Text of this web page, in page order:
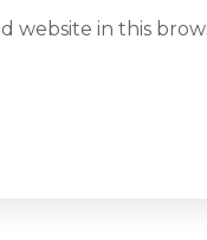
website in this